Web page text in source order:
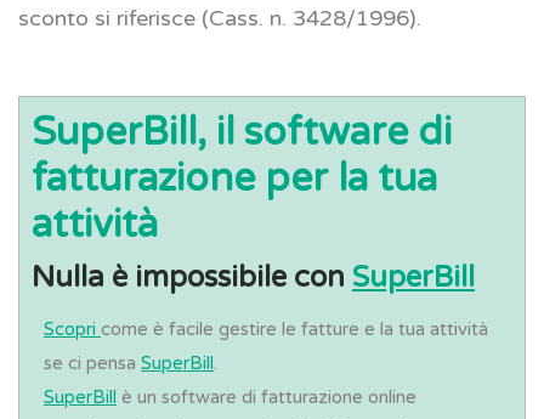
sconto si riferisce (Cass. n. 3428/1996).
SuperBill, il software di
fatturazione per la tua
attività
Nulla è impossibile con SuperBill
Scopri come è facile gestire le fatture e la tua attività
se ci pensa SuperBill .
SuperBill
è un software di fatturazione online